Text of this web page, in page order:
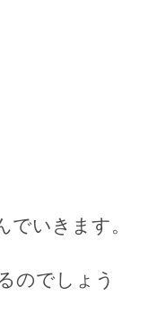
でいきます。
のでしょう